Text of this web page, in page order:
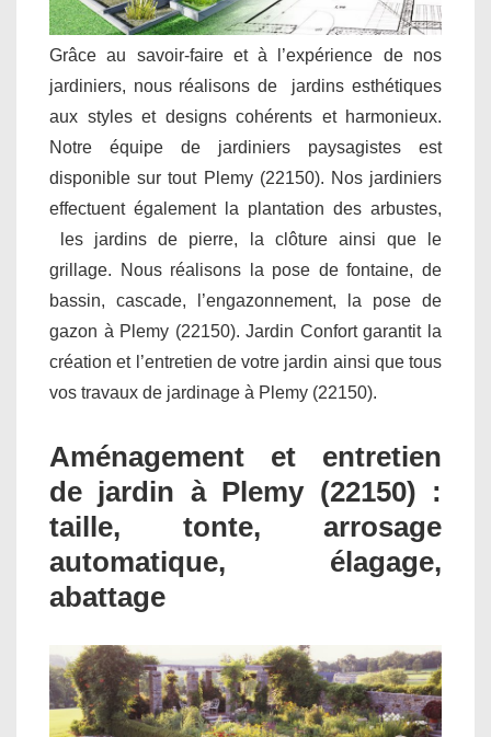
Grâce au savoir-faire et à l’expérience de nos
jardiniers, nous réalisons de jardins esthétiques
aux styles et designs cohérents et harmonieux.
Notre équipe de jardiniers paysagistes est
disponible sur tout Plemy (22150). Nos jardiniers
effectuent également la plantation des arbustes,
les jardins de pierre, la clôture ainsi que le
grillage. Nous réalisons la pose de fontaine, de
bassin, cascade, l’engazonnement, la pose de
gazon à Plemy (22150). Jardin Confort garantit la
création et l’entretien de votre jardin ainsi que tous
vos travaux de jardinage à Plemy (22150).
Aménagement et entretien
de jardin à Plemy (22150) :
taille, tonte, arrosage
automatique, élagage,
abattage